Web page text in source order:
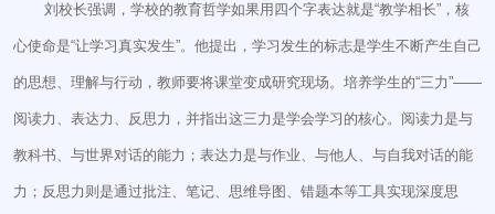
刘校长强调，学校的教育哲学如果用四个字表达就是“教学相长”，核
心使命是“让学习真实发生”。他提出，学习发生的标志是学生不断产生自己
的思想、理解与行动，教师要将课堂变成研究现场。培养学生的“三力”——
阅读力、表达力、反思力，并指出这三力是学会学习的核心。阅读力是与
教科书、与世界对话的能力；表达力是与作业、与他人、与自我对话的能
力；反思力则是通过批注、笔记、思维导图、错题本等工具实现深度思